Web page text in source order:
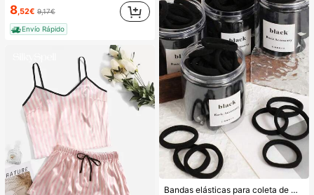
8 ,52€ 9,17€
Envío Rápido
Bandas elásticas para coleta de mujer, bandas para el cabello, accesorios para el cabello, bandas deportivas para el cabello, accesorios de belleza para el cabello en casa, adecuadas para verano, vacaciones, viajes. (10/20/50/100/200)